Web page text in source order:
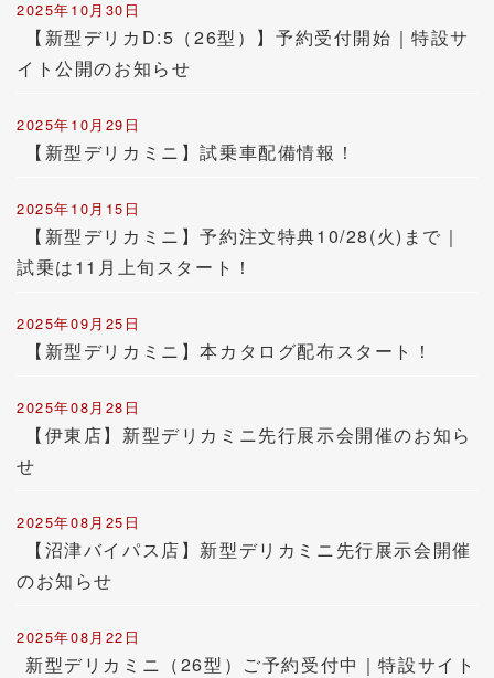
2025年10月30日
【新型デリカD:5（26型）】予約受付開始｜特設サ
イト公開のお知らせ
2025年10月29日
【新型デリカミニ】試乗車配備情報！
2025年10月15日
【新型デリカミニ】予約注文特典10/28(火)まで｜
試乗は11月上旬スタート！
2025年09月25日
【新型デリカミニ】本カタログ配布スタート！
2025年08月28日
【伊東店】新型デリカミニ先行展示会開催のお知ら
せ
2025年08月25日
【沼津バイパス店】新型デリカミニ先行展示会開催
のお知らせ
2025年08月22日
新型デリカミニ（26型）ご予約受付中｜特設サイト